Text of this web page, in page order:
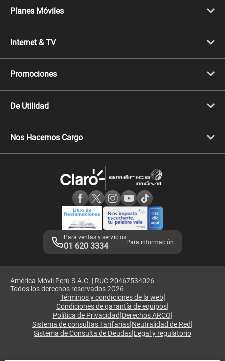
Planes Móviles
Línea Nueva
Línea Adicional
Migración
Internet & TV
Internet + TV
Mejora tu plan
Promociones
Celulares iPhone
Celulares Samsung
Celulares Motorola
De Utilidad
Llamada por llamada
Comprobantes electrónicos
Consulta de IMEI
Nos Hacemos Cargo
Consulta de reclamos
Adquirientes iPhone 6, 6S y SE
Mensaje de Seguridad
Términos y Condiciones de Tienda Claro
Libro de Reclamaciones
Legales de marketplace
Para ventas y servicios
01 620 3334 Para información
América Móvil Perú S.A.C. | RUC 20467534026
Todos los derechos reservados 2026
Términos y condiciones de la web|
Condiciones de garantía de equipos|
Política de Privacidad|Derechos ARCO|
Sistema de consultas Tarifarias|Neutralidad de Red|
Sistema de Consulta de Deudas|Legal y regulatorio